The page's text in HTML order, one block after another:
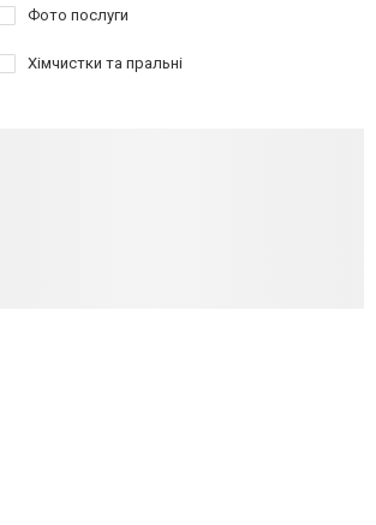
Фото послуги
Хімчистки та пральні